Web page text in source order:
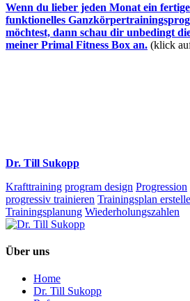
Wenn du lieber jeden Monat ein
funktionelles
möchtest, dann schau dir unbedingt
meiner Primal Fitness Box an. (klick
Dr. Till Sukopp
Krafttraining program design Progression
progressiv trainieren Trainingsplan
Trainingsplanung Wiederholungszahlen
Über uns
Home
Dr. Till Sukopp